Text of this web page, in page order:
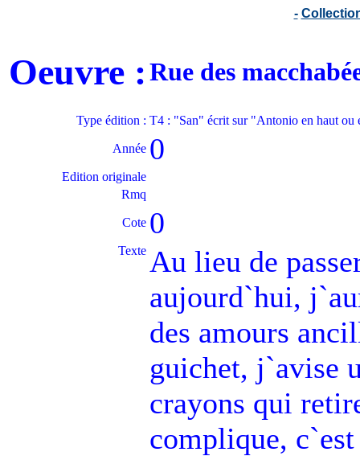
-
Oeuvre :Rue des
Type édition : T4 : "San" écrit sur "Antonio en haut ou
Année 0
Edition originale
Rmq
Cote 0
Texte Au lieu de
aujourd`hui,
des amours
guichet, j`avise
crayons qui
complique,